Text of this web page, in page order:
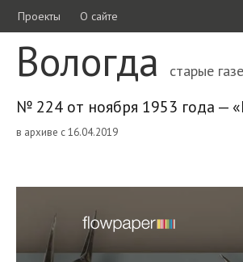
Проекты О сайте
Вологда старые
№ 224 от ноября 1953 года —
в архиве с 16.04.2019